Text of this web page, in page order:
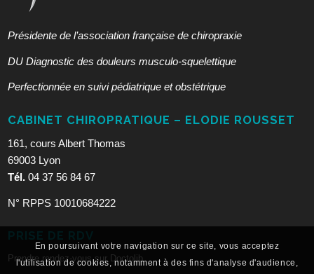
Présidente de l’association française de chiropraxie
DU Diagnostic des douleurs musculo-squelettique
Perfectionnée en suivi pédiatrique et obstétrique
CABINET CHIROPRATIQUE – ELODIE ROUSSET
161, cours Albert Thomas
69003 Lyon
Tél. 04 37 56 84 67
N° RPPS 10010684222
Prendre rendez-vous sur Doctolib
En poursuivant votre navigation sur ce site, vous acceptez
l'utilisation de cookies, notamment à des fins d'analyse d'audience,